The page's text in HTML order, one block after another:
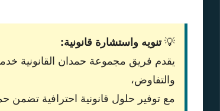
💡تنويه واستشارة قانونية:
يقدم فريق مجموعة حمدان القانونية
والتفاوض،
مع توفير حلول قانونية احترافية